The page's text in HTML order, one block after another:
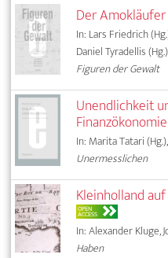
Der Amokläufer
In: Lars Friedrich
Daniel Tyradellis
Figuren der Gewalt
Unendlichkeit
In: Marita Tatari (Hg.),
Unermesslichen
Kleinholland
OPEN
ACCESS
In: Alexander Kluge,
Haben